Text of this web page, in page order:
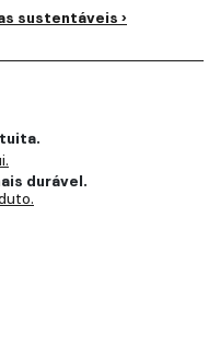
sustentáveis ›
durável.